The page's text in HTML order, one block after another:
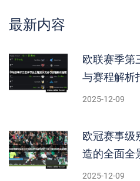
最新内容
欧联赛季第
与赛程解析
2025-12-09
欧冠赛事级
造的全面全
2025-12-09